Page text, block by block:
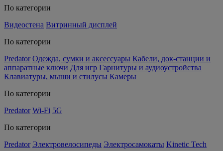
По категории
Видеостена Витринный дисплей
По категории
Predator Одежда, сумки и аксессуары Кабели, док-станции и
аппаратные ключи Для игр Гарнитуры и аудиоустройства
Клавиатуры, мыши и стилусы Камеры
По категории
Predator Wi-Fi 5G
По категории
Predator Электровелосипеды Электросамокаты Kinetic Tech